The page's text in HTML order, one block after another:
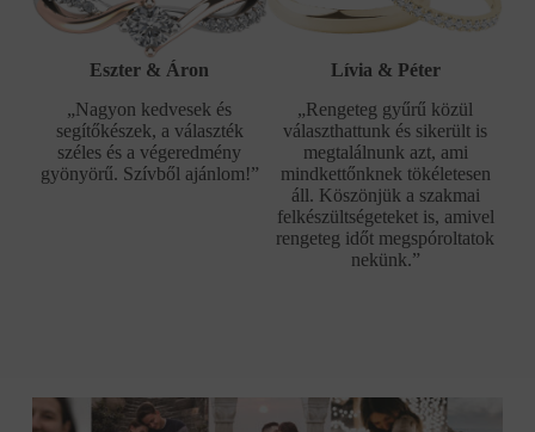
Eszter & Áron
„Nagyon kedvesek és
segítőkészek, a választék
széles és a végeredmény
gyönyörű. Szívből ajánlom!”
Lívia & Péter
„Rengeteg gyűrű közül
választhattunk és sikerült is
megtalálnunk azt, ami
mindkettőnknek tökéletesen
áll. Köszönjük a szakmai
felkészültségeteket is, amivel
rengeteg időt megspóroltatok
nekünk.”